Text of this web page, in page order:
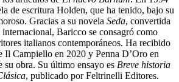
de escritura Holden, que ha tenido, bajo su
Gracias a su novela Seda, convertida
Baricco se consagró como
italianos contemporáneos. Ha recibido
Il Campiello en 2020 y Penna D’Oro en
su obra. Su último ensayo es Breve historia
, publicado por Feltrinelli Editores.